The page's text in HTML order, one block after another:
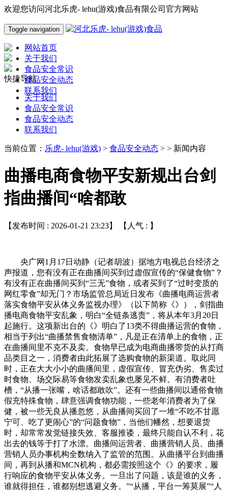
欢迎您访问河北乐虎- lehu(游戏)食品有限公司官方网站
Toggle navigation
网站首页
关于我们
食品安全常识
食品安全动态
联系我们
快捷导航
关于我们
食品安全常识
食品安全动态
联系我们
当前位置： 乐虎- lehu(游戏) > 食品安全动态 > > 新闻内容
曲播电商食物平安新规出台剑
指曲播间“啥都敢
【发布时间 : 2026-01-21 23:23】 【人气 : 】
央广网1月17日动静（记者胡波）据地方电视总台经济之
声报道，您有没有正在曲播间买到过虚假宣传的“保健食物”？
有没有正在曲播间买到“三无”食物，或者买到了“过时变质的
网红零食”却无门？市场监管总局近日发布《曲播电商运营者
落实食物平安从体义务监视办理》（以下简称《》），剑指曲
播电商食物平安乱象，明白“全链条逃责”，将从本年3月20日
起施行。这项新出台的《》明白了13类不得曲播运营的食物，
相当于列出“曲播禁售食物清单”，凡是正在清单上的食物，正
在曲播间里不克不及卖。食物早已成为电商曲播带货的从打商
品类目之一，消费者由此拓展了选购食物的新渠道。取此同
时，正在大大小小的曲播间里，虚假宣传、冒充伪劣、售卖过
时食物、场交际易等食物发卖乱象也屡见不鲜。有消费者吐
槽，“从播一张嘴，啥话都敢吹”。还有一些曲播间以通俗食物
假充特殊食物，肆意强调食物功能，一些老年消费者为了保
健，被一些无良从播忽悠，从曲播间买回了一堆“不吃不甘愿
宁可、吃了更闹心”的“问题食物”，当他们幡然，想要退货
时，却常常发觉链接失效、客服推诿，最终只能自认不利，花
出去的钱等于打了水漂。曲播间运营者、曲播营销人员、曲播
营销人员办事机构全数纳入了监管的范围。从曲播平台到曲播
间，再到从播和MCN机构，都必需按照这个《》的要求，履
行响应的食物平安从体义务。一旦出了问题，该是谁的义务，
谁就得担任，谁都别想逃避义务。”“从播，平台一筹莫展”“人